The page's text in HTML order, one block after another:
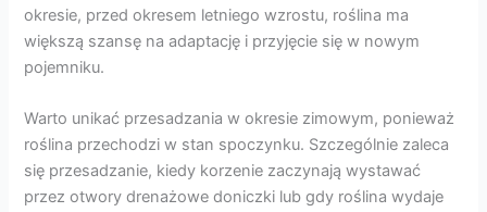
okresie, przed okresem letniego wzrostu, roślina ma
większą szansę na adaptację i przyjęcie się w nowym
pojemniku.
Warto unikać przesadzania w okresie zimowym, ponieważ
roślina przechodzi w stan spoczynku. Szczególnie zaleca
się przesadzanie, kiedy korzenie zaczynają wystawać
przez otwory drenażowe doniczki lub gdy roślina wydaje